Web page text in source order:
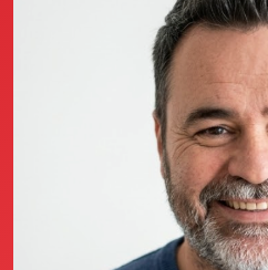
Scopri Club di Più
Le testimonianze
La fondatrice
Annunci Donne
Agenzia matrimoniale Club
Love Notebook